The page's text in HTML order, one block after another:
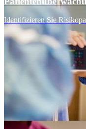
Identifizieren Sie